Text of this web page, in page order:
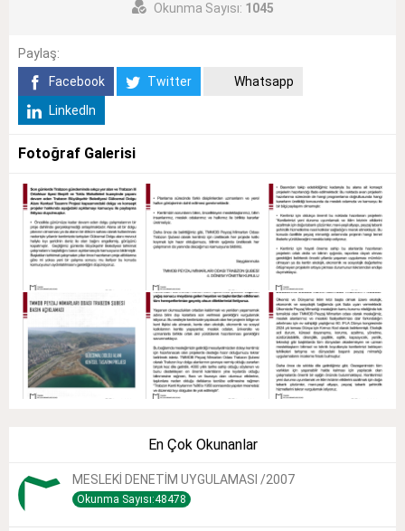
Okunma Sayısı: 1045
Paylaş:
Facebook
Twitter
Whatsapp
LinkedIn
Fotoğraf Galerisi
En Çok Okunanlar
MESLEKİ DENETİM UYGULAMASI /2007
Okunma Sayısı:48478